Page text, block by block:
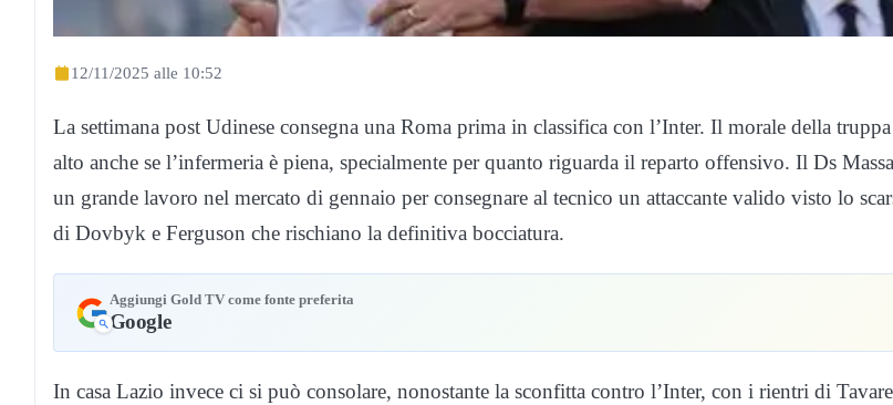
12/11/2025 alle 10:52
La settimana post Udinese consegna una Roma prima in classifica con l’Inter. Il morale della
alto anche se l’infermeria è piena, specialmente per quanto riguarda il reparto offensivo. Il Ds
un grande lavoro nel mercato di gennaio per consegnare al tecnico un attaccante valido visto lo
di Dovbyk e Ferguson che rischiano la definitiva bocciatura.
Aggiungi Gold TV come fonte preferita
Google
In casa Lazio invece ci si può consolare, nonostante la sconfitta contro l’Inter, con i rientri di